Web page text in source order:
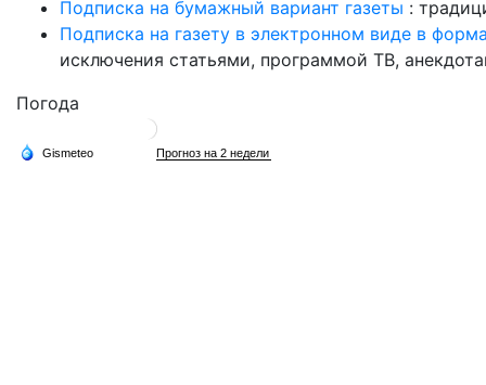
Подписка на бумажный вариант газеты :
Подписка на газету в электронном виде в
исключения статьями, программой ТВ,
Погода